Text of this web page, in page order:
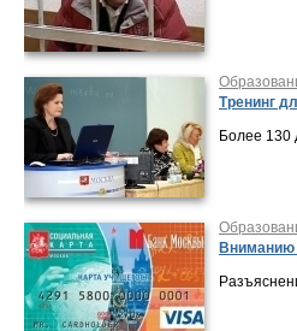
Тренинг
Более 130
Вниманию